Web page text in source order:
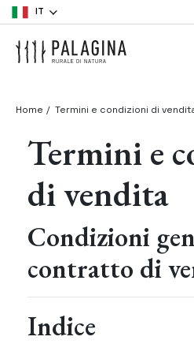
IT
Home Termini e condizioni di
Termini e
di vendita
Condizioni
contratto di
Indice